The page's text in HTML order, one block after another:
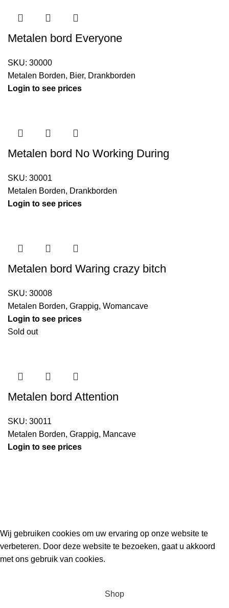
Metalen bord Everyone
SKU: 30000
Metalen Borden, Bier, Drankborden
Login to see prices
Metalen bord No Working During
SKU: 30001
Metalen Borden, Drankborden
Login to see prices
Metalen bord Waring crazy bitch
SKU: 30008
Metalen Borden, Grappig, Womancave
Login to see prices
Sold out
Metalen bord Attention
SKU: 30011
Metalen Borden, Grappig, Mancave
Login to see prices
Wij gebruiken cookies om uw ervaring op onze website te
verbeteren. Door deze website te bezoeken, gaat u akkoord
met ons gebruik van cookies.
Shop